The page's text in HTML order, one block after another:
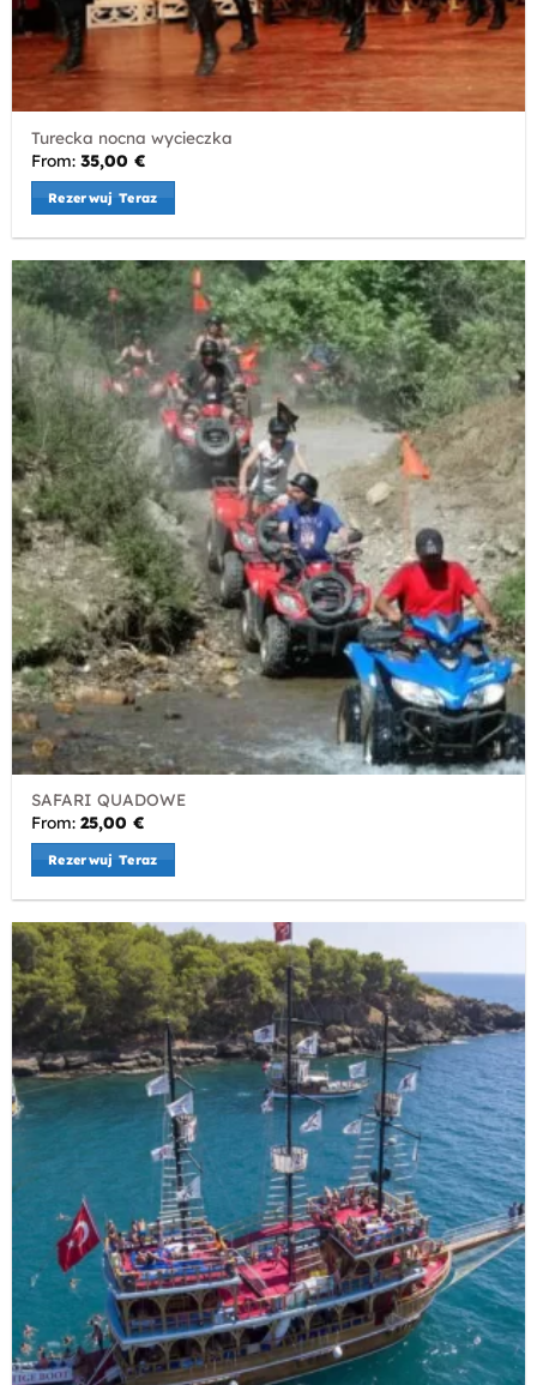
Turecka nocna wycieczka
From:35,00€
Rezerwuj Teraz
SAFARI QUADOWE
From:25,00€
Rezerwuj Teraz